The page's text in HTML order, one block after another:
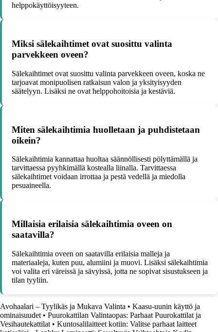
helppokäyttöisyyteen.
Miksi sälekaihtimet ovat suosittu valinta
parvekkeen oveen?
Sälekaihtimet ovat suosittu valinta parvekkeen oveen, koska ne
tarjoavat monipuolisen ratkaisun valon ja yksityisyyden
säätelyyn. Lisäksi ne ovat helppohoitoisia ja kestäviä.
Miten sälekaihtimia huolletaan ja puhdistetaan
oikein?
Sälekaihtimia kannattaa huoltaa säännöllisesti pölyttämällä ja
tarvittaessa pyyhkimällä kostealla liinalla. Tarvittaessa
sälekaihtimet voidaan irrottaa ja pestä vedellä ja miedolla
pesuaineella.
Millaisia erilaisia sälekaihtimia oveen on
saatavilla?
Sälekaihtimia oveen on saatavilla erilaisia malleja ja
materiaaleja, kuten puu, alumiini ja muovi. Lisäksi sälekaihtimia
voi valita eri väreissä ja sävyissä, jotta ne sopivat sisustukseen ja
tilan tyyliin.
Avohaalari – Tyylikäs ja Mukava Valinta • Kaasu-uunin käyttö ja
ominaisuudet • Puurokattilan Valintaopas: Parhaat Puurokattilat ja
Vesihautekattilat • Kuntosalilaitteet kotiin: Valitse parhaat laitteet